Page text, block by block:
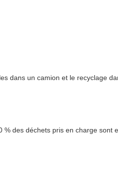
dans un camion et le recyclage
des déchets pris en charge sont